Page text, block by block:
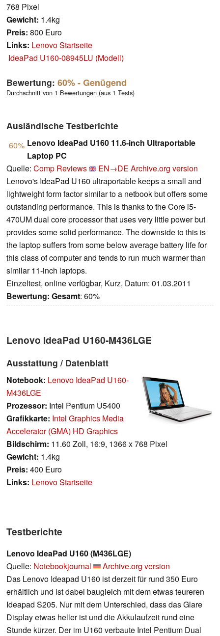
768 Pixel
Gewicht: 1.4kg
Preis: 800 Euro
Links: Lenovo Startseite
IdeaPad U160-08945LU (Modell)
Bewertung: 60%- Genügend
Durchschnitt von 1 Bewertungen (aus 1 Tests)
Ausländische Testberichte
60% Lenovo IdeaPad U160 11.6-inch Ultraportable
Laptop PC
Quelle: Comp Reviews EN→DE Archive.org version
Lenovo's IdeaPad U160 ultraportable keeps a small and
lightweight form factor similar to a netbook but offers some
outstanding performance. This is thanks to the Core i5-
470UM dual core processor that uses very little power but
provides some solid performance. The downside to this is
the laptop suffers from some below average battery life for
this class of computer and tends to run much warmer than
similar 11-inch laptops.
Einzeltest, online verfügbar, Kurz, Datum: 01.03.2011
Bewertung: Gesamt: 60%
Lenovo IdeaPad U160-M436LGE
Ausstattung / Datenblatt
Notebook: Lenovo IdeaPad U160-
M436LGE
Prozessor: Intel Pentium U5400
Grafikkarte: Intel Graphics Media
Accelerator (GMA) HD Graphics
Bildschirm: 11.60 Zoll, 16:9, 1366 x 768 Pixel
Gewicht: 1.4kg
Preis: 400 Euro
Links: Lenovo Startseite
Testberichte
Lenovo IdeaPad U160 (M436LGE)
Quelle: Notebookjournal
Archive.org version
Das Lenovo Ideapad U160 ist derzeit für rund 350 Euro
erhältlich und ist dabei baugleich mit dem etwas teureren
Ideapad S205. Nur mit dem Unterschied, dass das Glare
Display etwas heller ist und die Akkulaufzeit rund eine
Stunde kürzer. Der im U160 verbaute Intel Pentium Dual